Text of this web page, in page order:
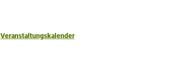
Veranstaltungskalender